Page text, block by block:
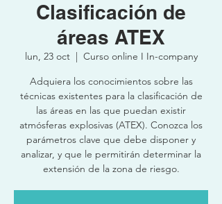
Clasificación de
áreas ATEX
lun, 23 oct
  |
Curso online I In-company
Adquiera los conocimientos sobre las
técnicas existentes para la clasificación de
las áreas en las que puedan existir
atmósferas explosivas (ATEX). Conozca los
parámetros clave que debe disponer y
analizar, y que le permitirán determinar la
extensión de la zona de riesgo.